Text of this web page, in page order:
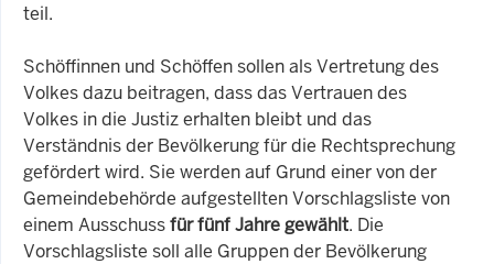
teil.
Schöffinnen und Schöffen sollen als Vertretung des
Volkes dazu beitragen, dass das Vertrauen des
Volkes in die Justiz erhalten bleibt und das
Verständnis der Bevölkerung für die Rechtsprechung
gefördert wird. Sie werden auf Grund einer von der
Gemeindebehörde aufgestellten Vorschlagsliste von
einem Ausschussfür fünf Jahre gewählt. Die
Vorschlagsliste soll alle Gruppen der Bevölkerung